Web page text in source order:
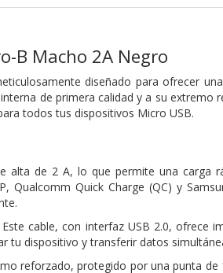
B Macho 2A Negro
diseñado para ofrecer
de primera calidad y a su
todos tus dispositivos Micro USB.
alta de 2 A, lo que permite una carga
Qualcomm Quick Charge (QC) y
Este cable, con interfaz USB 2.0, ofrece
tu dispositivo y transferir datos
reforzado, protegido por una punta